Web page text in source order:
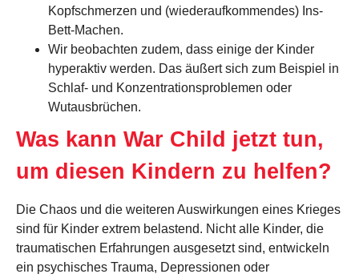
Kopfschmerzen und (wiederaufkommendes) Ins-
Bett-Machen.
Wir beobachten zudem, dass einige der Kinder
hyperaktiv werden. Das äußert sich zum Beispiel in
Schlaf- und Konzentrationsproblemen oder
Wutausbrüchen.
Was kann War Child jetzt tun,
um diesen Kindern zu helfen?
Die Chaos und die weiteren Auswirkungen eines Krieges
sind für Kinder extrem belastend. Nicht alle Kinder, die
traumatischen Erfahrungen ausgesetzt sind, entwickeln
ein psychisches Trauma, Depressionen oder